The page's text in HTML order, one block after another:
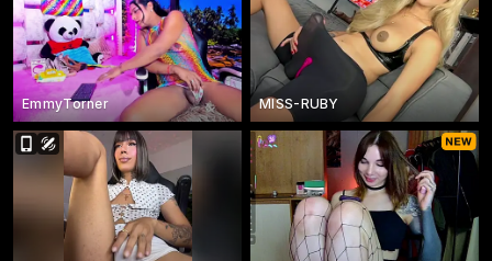
EmmyTorner MISS-RUBY